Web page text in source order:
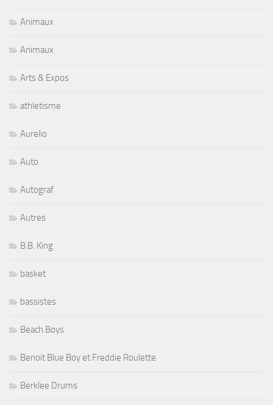
Animaux
Animaux
Arts & Expos
athletisme
Aurelio
Auto
Autograf
Autres
B.B. King
basket
bassistes
Beach Boys
Benoit Blue Boy et Freddie Roulette
Berklee Drums